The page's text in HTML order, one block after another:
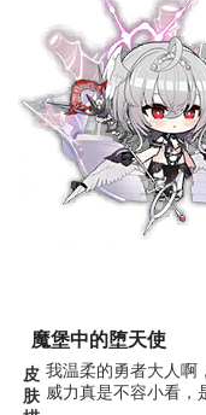
魔堡中的堕天使
皮
肤
我温柔的勇者大人
威力真是不容小看